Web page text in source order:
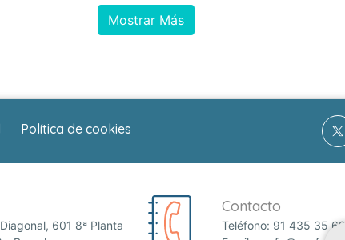
Mostrar Más
Política de cookies
601 8ª Planta
Contacto
Teléfono: 91 435 35 69